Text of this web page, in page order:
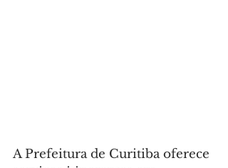
A Prefeitura de Curitiba oferece